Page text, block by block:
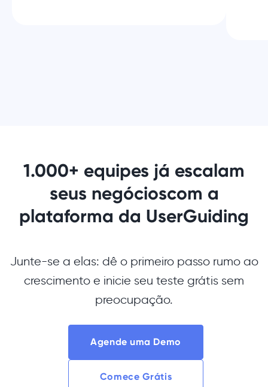
1.000+ equipes já escalam
seus negócioscom a
plataforma da UserGuiding
Junte-se a elas: dê o primeiro passo rumo ao
crescimento e inicie seu teste grátis sem
preocupação.
Agende uma Demo
Comece Grátis